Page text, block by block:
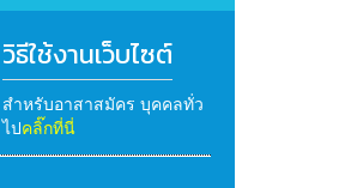
วิธีใช้งานเว็บไซต์
สำหรับอาสาสมัคร บุคคลทั่ว
ไปคลิ๊กที่นี่